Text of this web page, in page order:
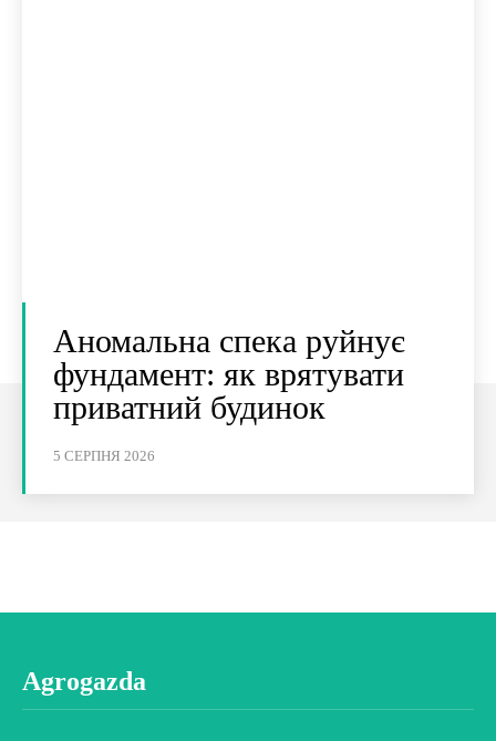
Аномальна спека руйнує
фундамент: як врятувати
приватний будинок
5 СЕРПНЯ 2026
Agrogazda